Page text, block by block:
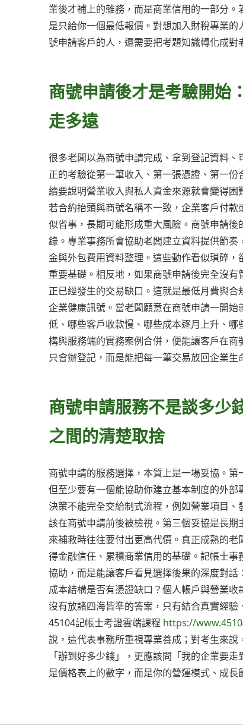
業後才補上的雜務，而是商業信用的一部分
是只給你一個最低報價。對想加入財稅專業的
號申請客戶的人，還需要把考題知識轉化成對
商號申請後才是考驗開始
走多遠
很多老闆以為商號申請完成、拿到登記資料
正的考驗從第一筆收入、第一張憑證、第一
續要說明營業收入與私人資金來源就會變得
若合約抬頭與商號名稱不一致，企業客戶付
似省事，長期可能形成重大風險。商號申請
錄。專業事務所會協助老闆建立資料提供節
金與外包費用資料整理。這些動作看似瑣碎
重要基礎。相反地，如果商號申請後完全沒
正已經發生的交易缺口。這就是最低月費與
企業健康訊號。當老闆願意在商號申請一開
低、哪些客戶收款慢、哪些成本逐月上升、
構與服務端的實務案例合併，便能讓客戶在
只會辦登記，而是能把每一筆交易放回企業生
商號申請服務不是談多少
之間的清楚取捨
商號申請的服務選擇，本質上是一場妥協。
但至少要有一個能協助你建立基本制度的外
決策不能完全交給制式流程，例如營業項目
該在商號申請前後被檢視。第三個妥協是長
來補救時往往要付出更高代價。真正成熟的
得金融信任、累積商業信用的基礎。記帳士
協助，而是能讓客戶看見選擇後果的深度對
成本結構是否有憑證缺口？個人帳戶與營業
沒有放諸四海皆準的答案，只有結合真實經
45104記帳士考證雲端課程 https://
說，這代表事務所重視專業養成；對考生來
「辦到好多少錢」，更應該問「我的企業要
是價格表上的數字，而是你的營運模式、成長